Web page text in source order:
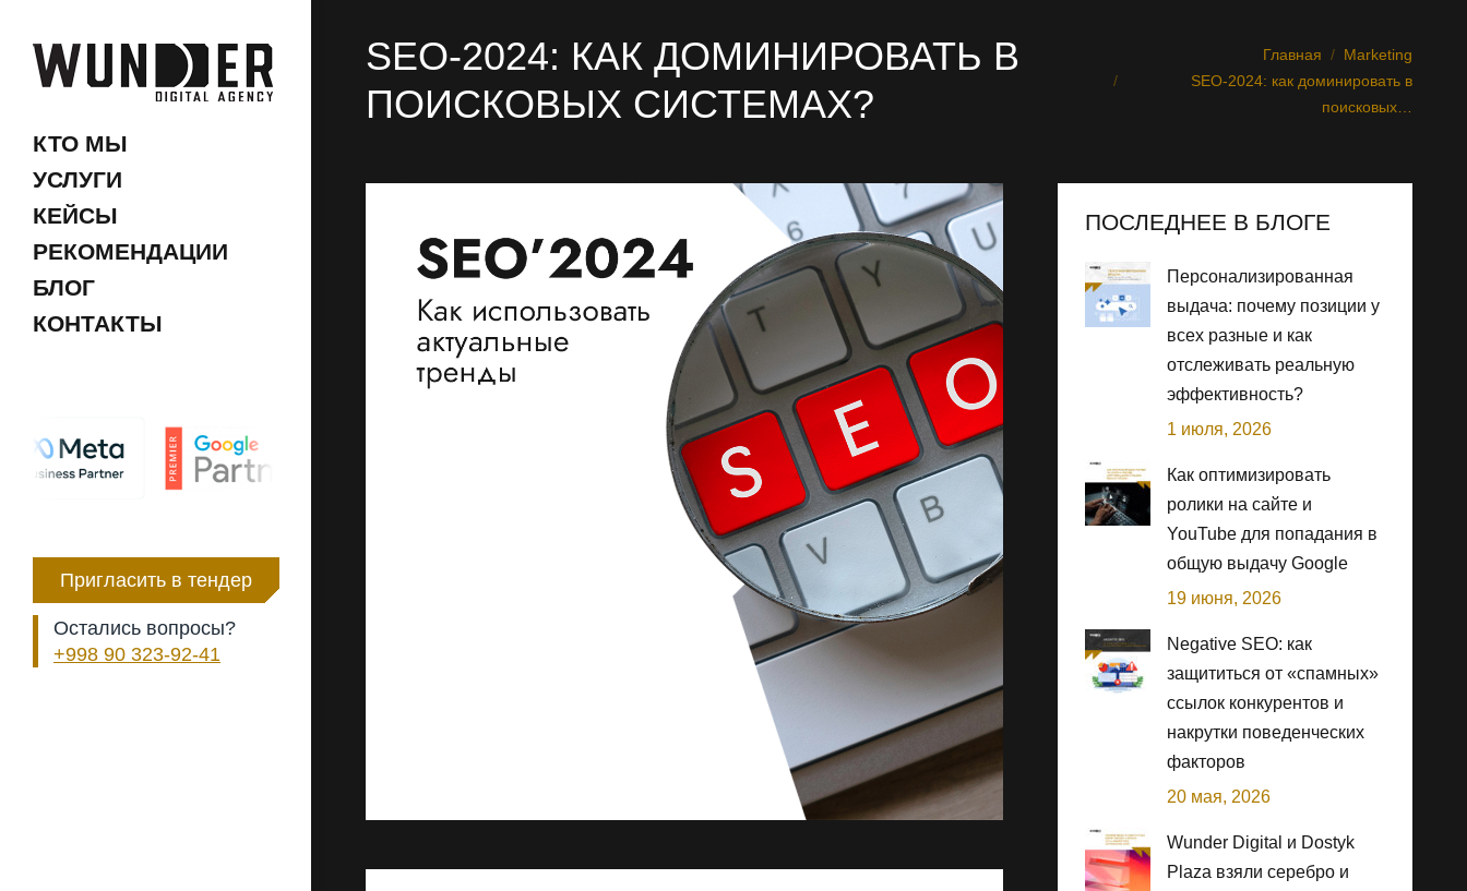
КТО МЫ
УСЛУГИ
КЕЙСЫ
РЕКОМЕНДАЦИИ
БЛОГ
КОНТАКТЫ
Пригласить в тендер
Остались вопросы?
+998 90 323-92-41
SEO-2024: КАК ДОМИНИРОВАТЬ В
ПОИСКОВЫХ СИСТЕМАХ?
Главная
Marketing
SEO-2024: как доминировать в
поисковых…
ПОСЛЕДНЕЕ В БЛОГЕ
Персонализированная
выдача: почему позиции у
всех разные и как
отслеживать реальную
эффективность?
1 июля, 2026
Как оптимизировать
ролики на сайте и
YouTube для попадания в
общую выдачу Google
19 июня, 2026
Negative SEO: как
защититься от «спамных»
ссылок конкурентов и
накрутки поведенческих
факторов
20 мая, 2026
Wunder Digital и Dostyk
Plaza взяли серебро и